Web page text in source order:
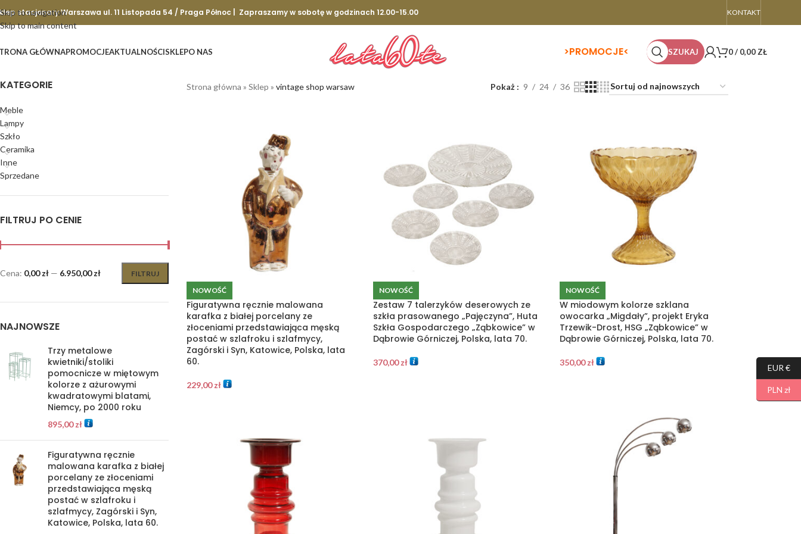
Skip to navigation
Skip to main content
stacjonary Warszawa ul. 11 Listopada 54 / Praga Północ | Zapraszamy w sobotę w godzinach 12.00-15.00 KONTAKT
GŁÓWNAPROMOCJEAKTUALNOŚCISKLEPO NAS >PROMOCJE< SZUKAJ 0/ 0,00 ZŁ
KATEGORIE
Meble
Lampy
Szkło
Ceramika
Inne
Sprzedane
FILTRUJ PO CENIE
FILTRUJ
Cena: 0,00 zł — 6.950,00 zł
NAJNOWSZE
Trzy metalowe
kwietniki/stoliki
pomocnicze w miętowym
kolorze z ażurowymi
kwadratowymi blatami,
Niemcy, po 2000 roku
895,00zł
Figuratywna ręcznie
malowana karafka z białej
porcelany ze złoceniami
przedstawiająca męską
postać w szlafroku i
szlafmycy, Zagórski i Syn,
Katowice, Polska, lata 60.
Strona główna » Sklep » vintage shop warsaw Pokaż 9 24 36
NOWOŚĆ
Figuratywna ręcznie malowana
karafka z białej porcelany ze
złoceniami przedstawiająca męską
postać w szlafroku i szlafmycy,
Zagórski i Syn, Katowice, Polska, lata
60.
229,00zł
NOWOŚĆ
Zestaw 7 talerzyków deserowych ze
szkła prasowanego „Pajęczyna”, Huta
Szkła Gospodarczego „Ząbkowice” w
Dąbrowie Górniczej, Polska, lata 70.
370,00zł
NOWOŚĆ
W miodowym kolorze szklana
owocarka „Migdały”, projekt Eryka
Trzewik-Drost, HSG „Ząbkowice” w
Dąbrowie Górniczej, Polska, lata 70.
350,00zł
EUR €
PLN zł